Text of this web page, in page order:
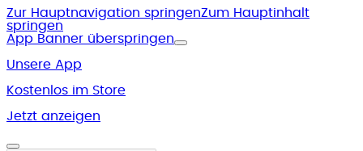
Zur Hauptnavigation springenZum Hauptinhalt
springen
App Banner überspringen
Unsere App
Kostenlos im Store
Jetzt anzeigen